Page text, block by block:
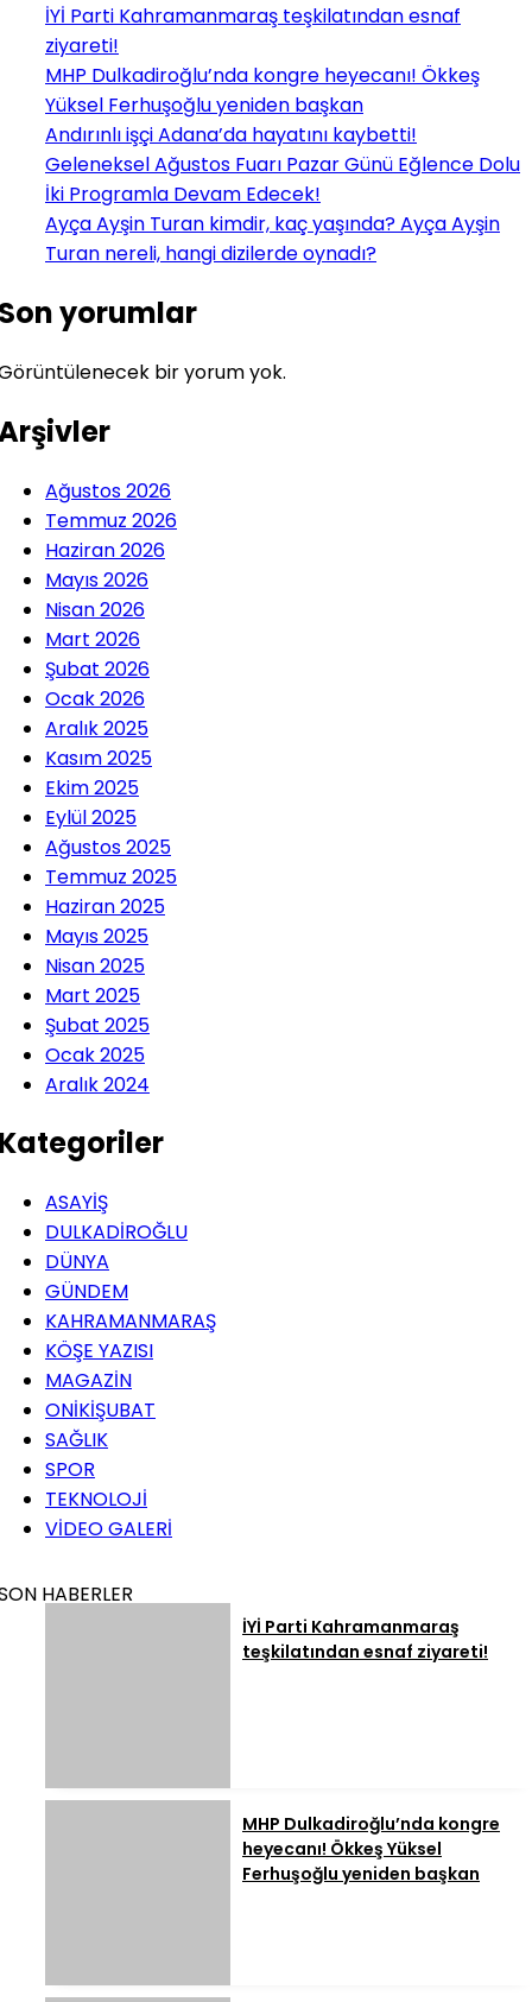
İYİ Parti Kahramanmaraş teşkilatından esnaf
ziyareti!
MHP Dulkadiroğlu’nda kongre heyecanı! Ökkeş
Yüksel Ferhuşoğlu yeniden başkan
Andırınlı işçi Adana’da hayatını kaybetti!
Geleneksel Ağustos Fuarı Pazar Günü Eğlence Dolu
İki Programla Devam Edecek!
Ayça Ayşin Turan kimdir, kaç yaşında? Ayça Ayşin
Turan nereli, hangi dizilerde oynadı?
yorumlar
bir yorum yok.
Ağustos 2026
Temmuz 2026
Haziran 2026
Mayıs 2026
Nisan 2026
Mart 2026
Şubat 2026
Ocak 2026
Aralık 2025
Kasım 2025
Ekim 2025
Eylül 2025
Ağustos 2025
Temmuz 2025
Haziran 2025
Mayıs 2025
Nisan 2025
Mart 2025
Şubat 2025
Ocak 2025
Aralık 2024
ASAYİŞ
DULKADİROĞLU
DÜNYA
GÜNDEM
KAHRAMANMARAŞ
KÖŞE YAZISI
MAGAZİN
ONİKİŞUBAT
SAĞLIK
SPOR
TEKNOLOJİ
VİDEO GALERİ
HABERLER
İYİ Parti Kahramanmaraş
teşkilatından esnaf ziyareti!
MHP Dulkadiroğlu’nda kongre
heyecanı! Ökkeş Yüksel
Ferhuşoğlu yeniden başkan